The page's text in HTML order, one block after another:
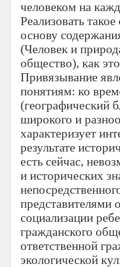
человеком на
Реализовать
основу
(Человек и
общество), как
Привязывание
понятиям: ко
(географический
широкого и
характеризует
результате
есть сейчас,
и исторических
представителями
социализации
гражданского
ответственной
экологической